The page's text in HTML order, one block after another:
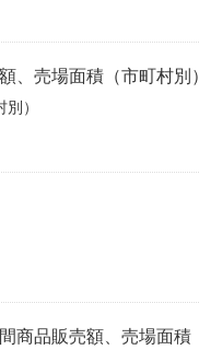
、売場面積（市町村別）
）
商品販売額、売場面積